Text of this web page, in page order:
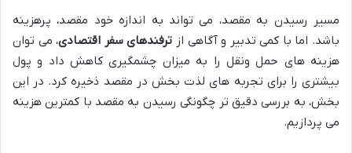
مسیر رسیدن به مقصد، می تواند به اندازه خود مقصد، پرهزینه
باشد. اما با کمی تدبیر و آگاهی از ترفندهای سفر اقتصادی، می توان
هزینه های حمل ونقل را به میزان چشمگیری کاهش داد و پول
بیشتری را برای تجربه های لذت بخش در مقصد ذخیره کرد. در این
بخش، به بررسی دقیق تر چگونگی رسیدن به مقصد با کمترین هزینه
می پردازیم.